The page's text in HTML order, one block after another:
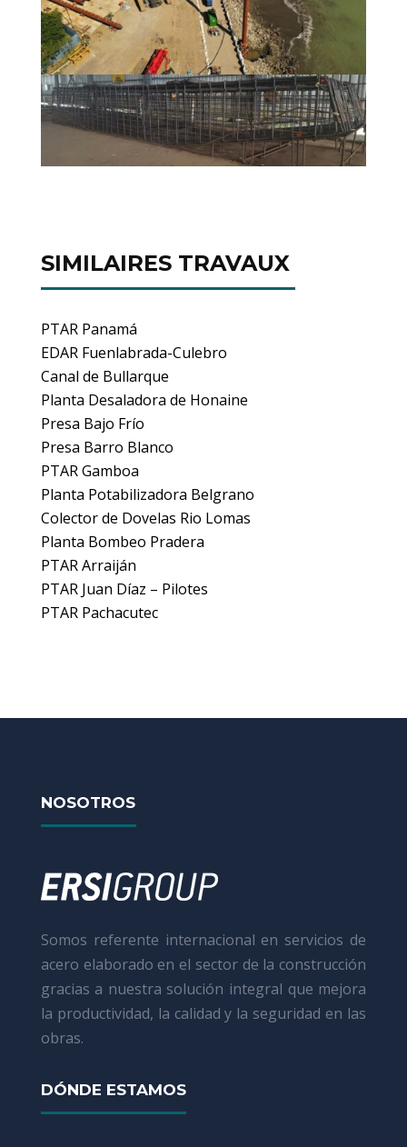
SIMILAIRES TRAVAUX
PTAR Panamá
EDAR Fuenlabrada-Culebro
Canal de Bullarque
Planta Desaladora de Honaine
Presa Bajo Frío
Presa Barro Blanco
PTAR Gamboa
Planta Potabilizadora Belgrano
Colector de Dovelas Rio Lomas
Planta Bombeo Pradera
PTAR Arraiján
PTAR Juan Díaz – Pilotes
PTAR Pachacutec
NOSOTROS
Somos referente internacional en servicios de
acero elaborado en el sector de la construcción
gracias a nuestra solución integral que mejora
la productividad, la calidad y la seguridad en las
obras.
DÓNDE ESTAMOS